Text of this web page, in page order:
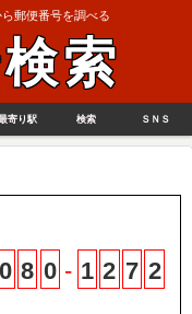
郵便番号を調べる
索
寄り駅 検索 ＳＮＳ
0 8 0 - 1 2 7 2